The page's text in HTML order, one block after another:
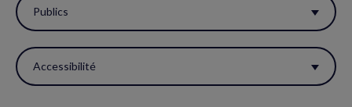
Publics
Accessibilité